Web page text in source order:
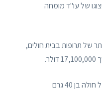
דולר בייצוגו של עו"ד מומחה
יתר של תרופות בבית חולים,
אבחון מאוחר של סרטן פי הטבעת של חולה בן 40 גרם